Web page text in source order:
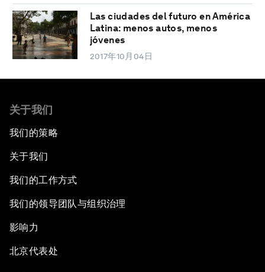
Las ciudades del futuro en América
Latina: menos autos, menos
jóvenes
2017年10月04日
关于我们
我们的策略
关于我们
我们的工作方式
我们的领导团队与组织治理
影响力
北京代表处